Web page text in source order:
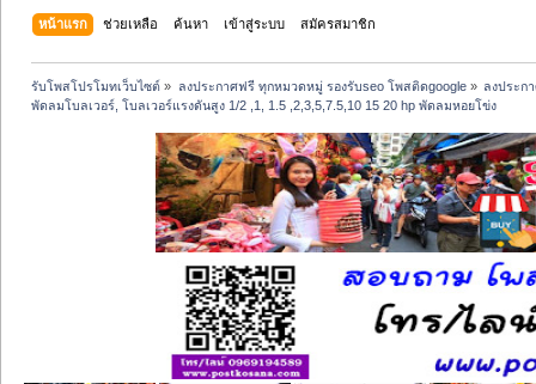
หน้าแรก ช่วยเหลือ ค้นหา เข้าสู่ระบบ สมัครสมาชิก
รับโพสโปรโมทเว็บไซต์ » ลงประกาศฟรี ทุกหมวดหมู่ รองรับseo โพสติดgoogle» ลงประก
พัดลมโบลเวอร์, โบลเวอร์แรงดันสูง 1/2 ,1, 1.5 ,2,3,5,7.5,10 15 20 hp พัดลมหอยโข่ง